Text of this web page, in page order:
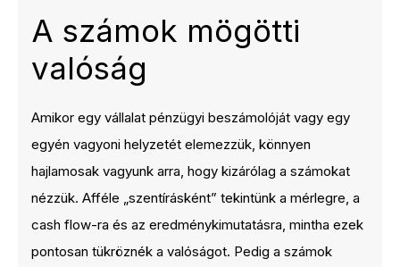
A számok mögötti
valóság
Amikor egy vállalat pénzügyi beszámolóját vagy egy
egyén vagyoni helyzetét elemezzük, könnyen
hajlamosak vagyunk arra, hogy kizárólag a számokat
nézzük. Afféle „szentírásként” tekintünk a mérlegre, a
cash flow-ra és az eredménykimutatásra, mintha ezek
pontosan tükröznék a valóságot. Pedig a számok